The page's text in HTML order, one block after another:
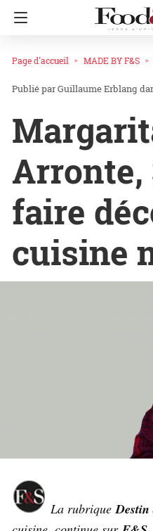
Page d'accueil MADE BY F&S
Guillaume Erblang
Arronte,
faire
cuisine
La rubrique Destin